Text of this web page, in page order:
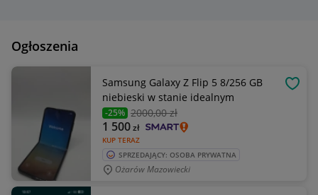
Ogłoszenia
Samsung Galaxy Z Flip 5 8/256 GB
niebieski w stanie idealnym
-25% 2000,00 zł
KUP TERAZ
1 500zł
SPRZEDAJĄCY: OSOBA PRYWATNA
Ożarów Mazowiecki